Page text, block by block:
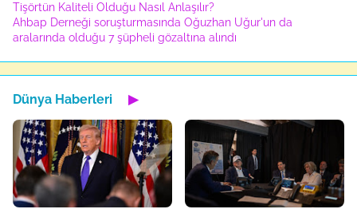
Tişörtün Kaliteli Olduğu Nasıl Anlaşılır?
Ahbap Derneği soruşturmasında Oğuzhan Uğur'un da
aralarında olduğu 7 şüpheli gözaltına alındı
Dünya Haberleri ▶